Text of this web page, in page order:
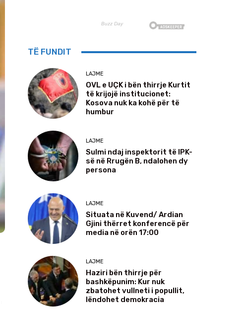
TË FUNDIT
LAJME
OVL e UÇK i bën thirrje Kurtit
të krijojë institucionet:
Kosova nuk ka kohë për të
humbur
LAJME
Sulmi ndaj inspektorit të IPK-
së në Rrugën B, ndalohen dy
persona
LAJME
Situata në Kuvend/ Ardian
Gjini thërret konferencë për
media në orën 17:00
LAJME
Haziri bën thirrje për
bashkëpunim: Kur nuk
zbatohet vullneti i popullit,
lëndohet demokracia